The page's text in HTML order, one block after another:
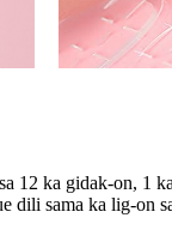
12 ka gidak-on,
sama ka lig-